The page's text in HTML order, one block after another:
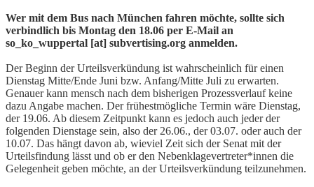
Wer mit dem Bus nach München fahren möchte, sollte sich
verbindlich bis Montag den 18.06 per E-Mail an
so_ko_wuppertal [at] subvertising.org anmelden.
Der Beginn der Urteilsverkündung ist wahrscheinlich für einen
Dienstag Mitte/Ende Juni bzw. Anfang/Mitte Juli zu erwarten.
Genauer kann mensch nach dem bisherigen Prozessverlauf keine
dazu Angabe machen. Der frühestmögliche Termin wäre Dienstag,
der 19.06. Ab diesem Zeitpunkt kann es jedoch auch jeder der
folgenden Dienstage sein, also der 26.06., der 03.07. oder auch der
10.07. Das hängt davon ab, wieviel Zeit sich der Senat mit der
Urteilsfindung lässt und ob er den Nebenklagevertreter*innen die
Gelegenheit geben möchte, an der Urteilsverkündung teilzunehmen.